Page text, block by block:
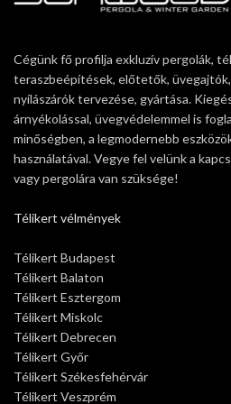
Cégünk fő profilja exkluzív pergolák,
teraszbeépítések, előtetők,
nyílászárók tervezése, gyártása.
árnyékolással, üvegvédelemmel is
minőségben, a legmodernebb
használatával. Vegye fel velünk a
vagy pergolára van szüksége!
Télikert vélmények
Télikert Budapest
Télikert Balaton
Télikert Esztergom
Télikert Miskolc
Télikert Debrecen
Télikert Győr
Télikert Székesfehérvár
Télikert Veszprém